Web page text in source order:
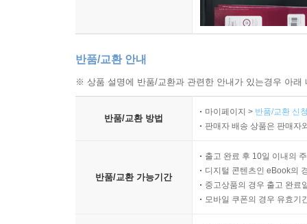
반품/교환 안내
※ 상품 설명에 반품/교환과 관련한 안내가 있는경우 아
반품/교환 방법
마이페이지 > 반품/교환 신
판매자 배송 상품은 판매자
반품/교환 가능기간
출고 완료 후 10일 이내의
디지털 콘텐츠인 eBook의
중고상품의 경우 출고 완료
모바일 쿠폰의 경우 유효기